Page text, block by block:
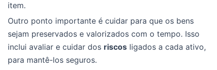
item.
Outro ponto importante é cuidar para que os bens
sejam preservados e valorizados com o tempo. Isso
inclui avaliar e cuidar dos riscos ligados a cada ativo,
para mantê-los seguros.